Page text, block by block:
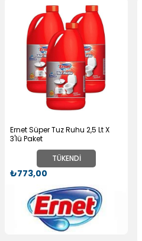
TÜKENDI
Ernet Süper Tuz Ruhu 2,5 Lt X
3'lü Paket
₺773,00